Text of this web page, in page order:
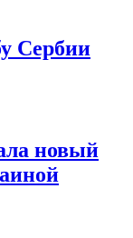
Сербии
новый